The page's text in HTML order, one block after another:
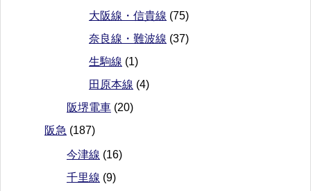
大阪線・信貴線 (75)
奈良線・難波線 (37)
生駒線 (1)
田原本線 (4)
阪堺電車 (20)
阪急 (187)
今津線 (16)
千里線 (9)